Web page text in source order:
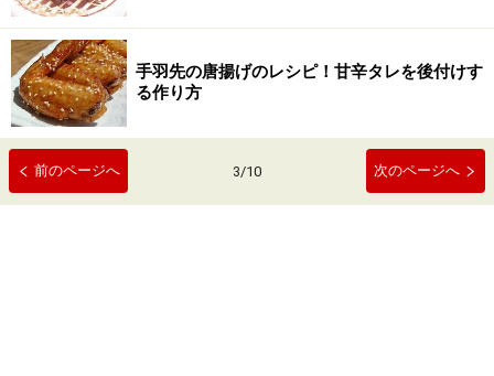
手羽先の唐揚げのレシピ！甘辛タレを後付けす
る作り方
前のページへ 3/10 次のページへ